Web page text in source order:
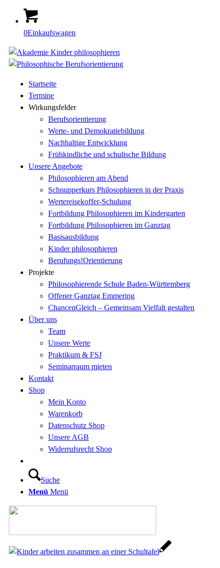
0Einkaufswagen
Startseite
Termine
Wirkungsfelder
Berufsorientierung
Werte- und Demokratiebildung
Nachhaltige Entwicklung
Frühkindliche und schulische Bildung
Unsere Angebote
Philosophieren am Abend
Schnupperkurs Philosophieren in der Praxis
Wertereisekoffer-Schulung
Fortbildung Philosophieren im Kindergarten
Fortbildung Philosophieren im Ganztag
Basisausbildung
Kinder philosophieren
Berufungs!Orientierung
Projekte
Philosophierende Schule Baden-Württemberg
Offener Ganztag Emmering
ChancenGleich – Gemeinsam Vielfalt gestalten
Über uns
Team
Unsere Werte
Praktikum & FSJ
Seminarraum mieten
Kontakt
Shop
Mein Konto
Warenkorb
Datenschutz Shop
Unsere AGB
Widerrufsrecht Shop
Suche
Menü Menü